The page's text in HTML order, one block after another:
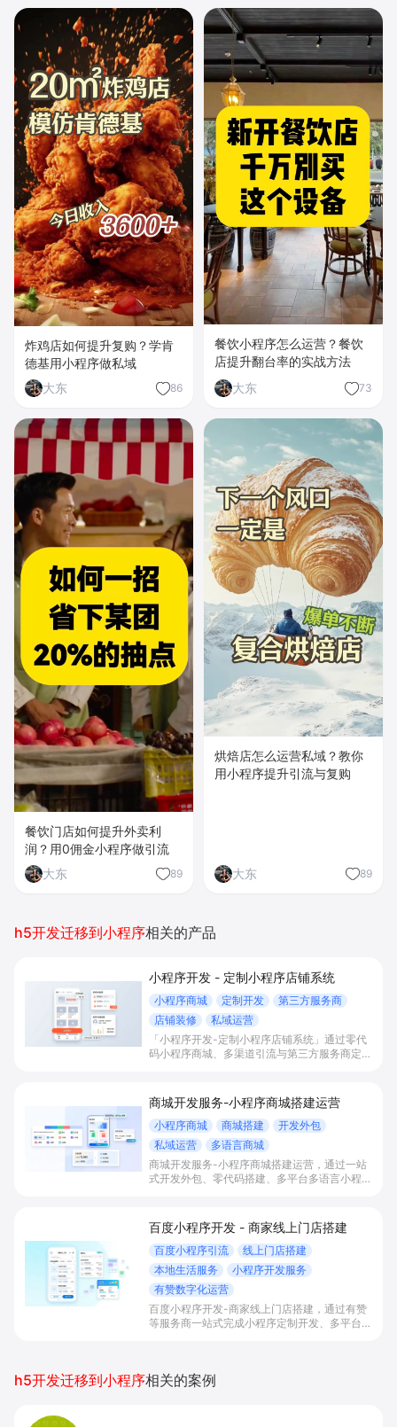
炸鸡店如何提升复购？学肯
德基用小程序做私域
大东
86
餐饮小程序怎么运营？餐饮
店提升翻台率的实战方法
大东
73
餐饮门店如何提升外卖利
润？用0佣金小程序做引流
大东
89
烘焙店怎么运营私域？教你
用小程序提升引流与复购
大东 89
h5开发迁移到小程序相关的产品
小程序开发 - 定制小程序店铺系统
小程序商城 定制开发
第三方服务商
店铺装修
私域运营
「小程序开发-定制小程序店铺系统」通过零代
码小程序商城、多渠道引流与第三方服务商定制
私域运营场景，提升获客与复购，实现线上生意
增长。
商城开发服务-小程序商城搭建运营
小程序商城 商城搭建
开发外包
私域运营
多语言商城
商城开发服务-小程序商城搭建运营，通过一站
式开发外包、零代码搭建、多平台多语言小程序
实现低成本获客、提升复购与业绩增长。
百度小程序开发 - 商家线上门店搭建
百度小程序引流
线上门店搭建
本地生活服务
小程序开发服务
有赞数字化运营
百度小程序开发-商家线上门店搭建，通过有赞
等服务商一站式完成小程序定制开发、多平台联
h5开发迁移到小程序相关的案例